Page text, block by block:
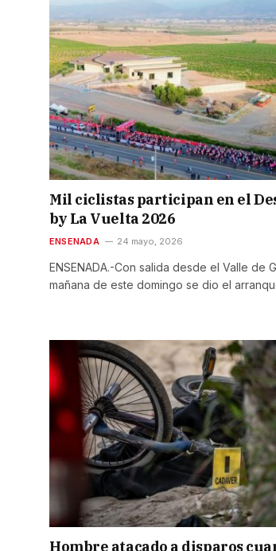
Mil ciclistas participan en el
by La Vuelta 2026
ENSENADA 24 mayo, 2026
ENSENADA.-Con salida desde el Valle de
mañana de este domingo se dio el
Hombre atacado a disparos